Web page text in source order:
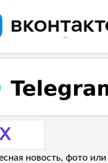
новость, фото